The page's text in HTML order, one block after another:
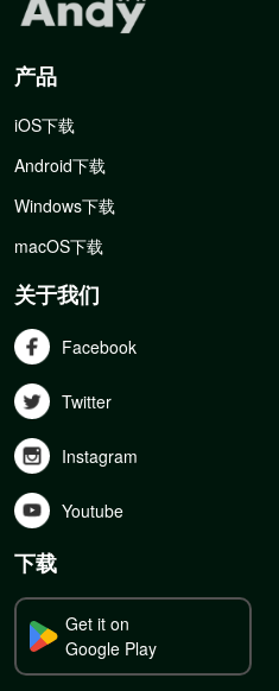
产品
iOS下载
Android下载
Windows下载
macOS下载
关于我们
Facebook
Twitter
Instagram
Youtube
下载
Get it on
Google Play